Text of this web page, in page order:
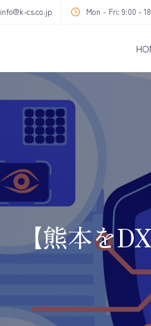
info@k-cs.co.jp Mon - Fri: 9:00 -
【熊本を